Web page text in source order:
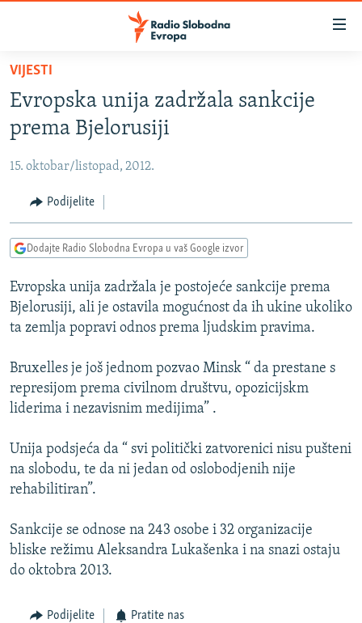
Pređite
glavni
sadržaj
Pređite
na
navigaciju
Pređite
na
BOSNA I HERCEGOVINA
SRBIJA
KOSOVO
CRNA GORA
VIDEO
FOTOGALERIJE
INFOGRAFIKE
PODCASTI
RAT U UKRAJINI
KINA NA BALKANU
ISPRIČAJ MI
DNEVNO@RSE
VIŠE OD NASLOVA
GENOCID U SREBRENICI
POPLAVE I KLIZIŠTA U BIH 2024.
TV LIBERTY
MOJA EVROPA
PRATITE NAS
Sve RFE/RL stranice
VIJESTI
Evropska unija zadržala sankcije
prema Bjelorusiji
15. oktobar/listopad, 2012.
Podijelite
Dodajte Radio Slobodna Evropa u vaš Google izvor
Evropska unija zadržala je postojeće sankcije prema
Bjelorusiji, ali je ostavila mogućnost da ih ukine ukoliko
ta zemlja popravi odnos prema ljudskim pravima.
Bruxelles je još jednom pozvao Minsk “ da prestane s
represijom prema civilnom društvu, opozicijskm
liderima i nezavisnim medijima” .
Unija podsjeća da “ svi politički zatvorenici nisu pušteni
na slobodu, te da ni jedan od oslobodjenih nije
rehabilitiran”.
Sankcije se odnose na 243 osobe i 32 organizacije
bliske režimu Aleksandra Lukašenka i na snazi ostaju
do oktobra 2013.
Podijelite Pratite nas